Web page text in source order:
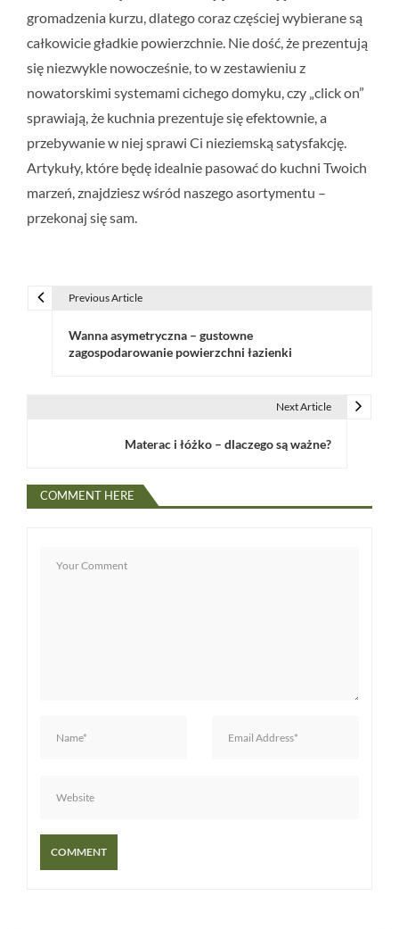
gromadzenia kurzu, dlatego coraz częściej wybierane są
całkowicie gładkie powierzchnie. Nie dość, że prezentują
się niezwykle nowocześnie, to w zestawieniu z
nowatorskimi systemami cichego domyku, czy „click on”
sprawiają, że kuchnia prezentuje się efektownie, a
przebywanie w niej sprawi Ci nieziemską satysfakcję.
Artykuły, które będę idealnie pasować do kuchni Twoich
marzeń, znajdziesz wśród naszego asortymentu –
przekonaj się sam.
c
Previous Article
Wanna asymetryczna – gustowne
zagospodarowanie powierzchni łazienki
Next Article
Materac i łóżko – dlaczego są ważne?
COMMENT HERE